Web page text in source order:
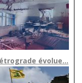
évolue…